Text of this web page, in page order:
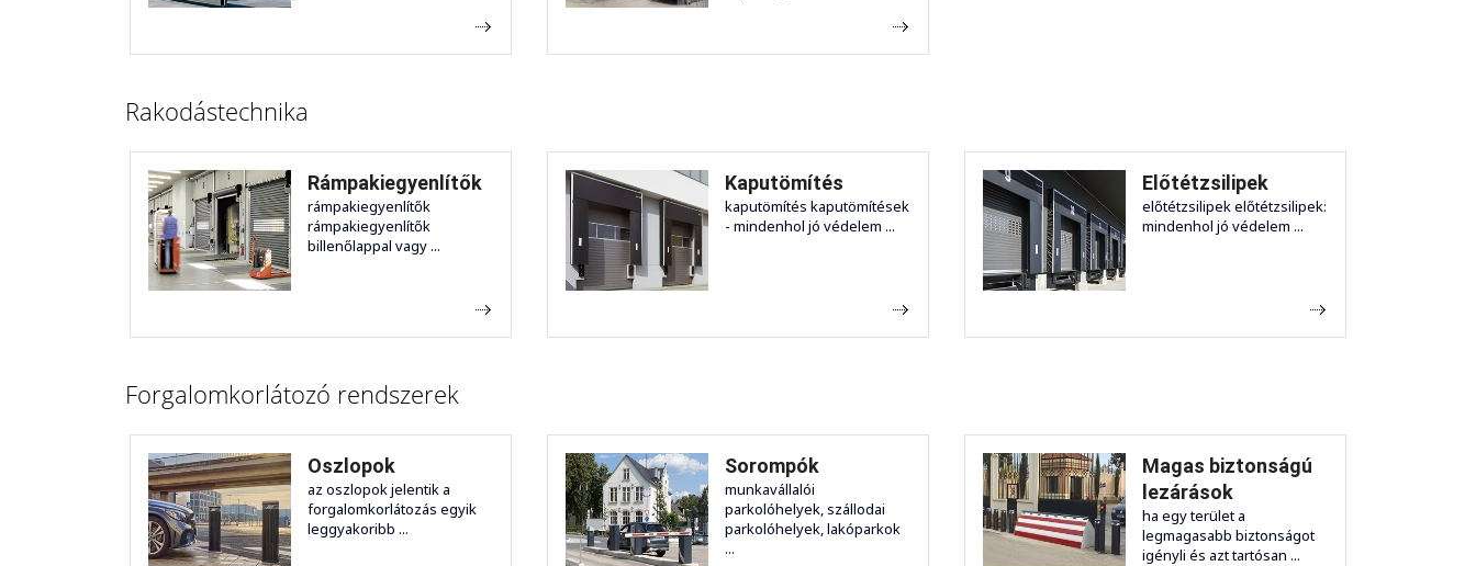
Rakodástechnika
Rámpakiegyenlítők
rámpakiegyenlítők
rámpakiegyenlítők
billenőlappal vagy ...
Kaputömítés
kaputömítés kaputömítések
- mindenhol jó védelem ...
Előtétzsilipek
előtétzsilipek előtétzsilipek:
mindenhol jó védelem ...
Forgalomkorlátozó rendszerek
Oszlopok
az oszlopok jelentik a
forgalomkorlátozás egyik
leggyakoribb ...
Sorompók
munkavállalói
parkolóhelyek, szállodai
parkolóhelyek, lakóparkok
...
Magas biztonságú
lezárások
ha egy terület a
legmagasabb biztonságot
igényli és azt tartósan ...